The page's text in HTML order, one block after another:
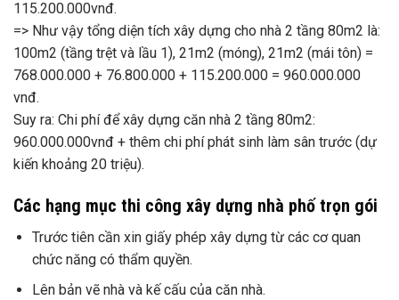
115.200.000vnđ.
=> Như vậy tổng diện tích xây dựng cho nhà 2 tầng 80m2 là:
100m2 (tầng trệt và lầu 1), 21m2 (móng), 21m2 (mái tôn) =
768.000.000 + 76.800.000 + 115.200.000 = 960.000.000
vnđ.
Suy ra: Chi phí để xây dựng căn nhà 2 tầng 80m2:
960.000.000vnđ + thêm chi phí phát sinh làm sân trước (dự
kiến khoảng 20 triệu).
Các hạng mục thi công xây dựng nhà phố trọn gói
Trước tiên cần xin giấy phép xây dựng từ các cơ quan
chức năng có thẩm quyền.
Lên bản vẽ nhà và kế cấu của căn nhà.